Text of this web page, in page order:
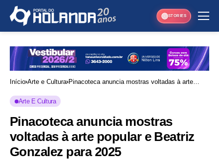
STORIES
Início Arte e Cultura Pinacoteca anuncia mostras voltadas à arte
Arte E Cultura
Pinacoteca anuncia mostras
voltadas à arte popular e Beatriz
Gonzalez para 2025